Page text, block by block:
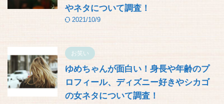
やネタについて調査！
2021/10/9
お笑い
ゆめちゃんが面白い！身長や年齢のプ
ロフィール、ディズニー好きやシカゴ
の女ネタについて調査！